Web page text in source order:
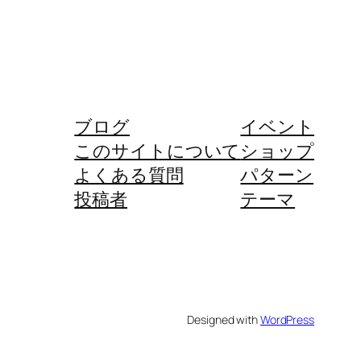
ブログ
このサイトについて
よくある質問
投稿者
イベント
ショップ
パターン
テーマ
Designed withWordPress